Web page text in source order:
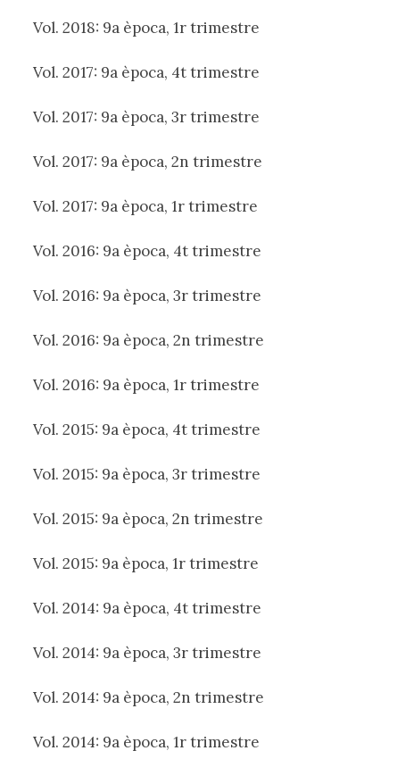
Vol. 2018: 9a època, 1r trimestre
Vol. 2017: 9a època, 4t trimestre
Vol. 2017: 9a època, 3r trimestre
Vol. 2017: 9a època, 2n trimestre
Vol. 2017: 9a època, 1r trimestre
Vol. 2016: 9a època, 4t trimestre
Vol. 2016: 9a època, 3r trimestre
Vol. 2016: 9a època, 2n trimestre
Vol. 2016: 9a època, 1r trimestre
Vol. 2015: 9a època, 4t trimestre
Vol. 2015: 9a època, 3r trimestre
Vol. 2015: 9a època, 2n trimestre
Vol. 2015: 9a època, 1r trimestre
Vol. 2014: 9a època, 4t trimestre
Vol. 2014: 9a època, 3r trimestre
Vol. 2014: 9a època, 2n trimestre
Vol. 2014: 9a època, 1r trimestre